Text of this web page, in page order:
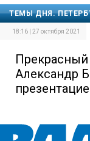
ТЕМЫ ДНЯ.
18:16 | 27 октября 2021
Прекрасный
Александр